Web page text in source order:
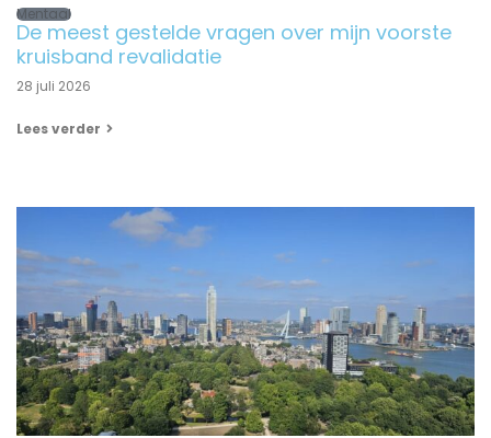
Mentaal
De meest gestelde vragen over mijn voorste
kruisband revalidatie
28 juli 2026
Lees verder